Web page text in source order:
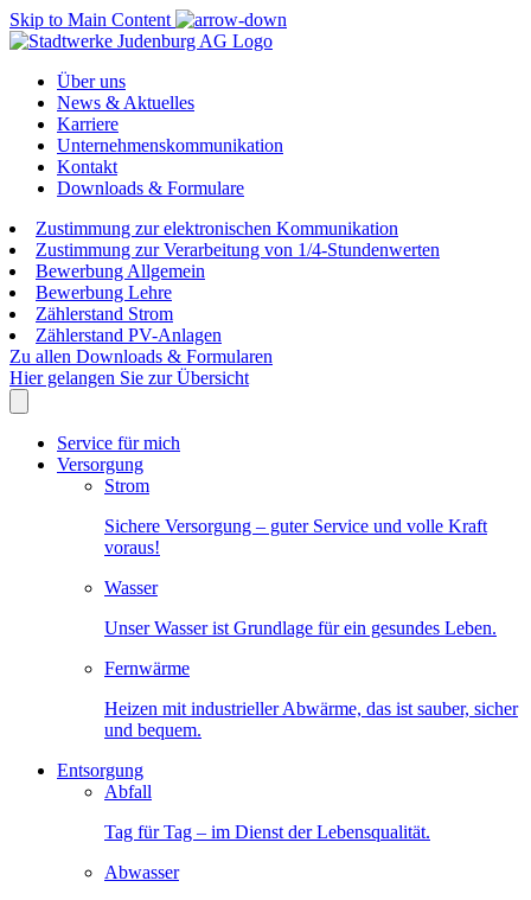
Skip to Main Content
Über uns
News & Aktuelles
Karriere
Unternehmenskommunikation
Kontakt
Downloads & Formulare
Zustimmung zur elektronischen Kommunikation
Zustimmung zur Verarbeitung von 1/4-Stundenwerten
Bewerbung Allgemein
Bewerbung Lehre
Zählerstand Strom
Zählerstand PV-Anlagen
Zu allen Downloads & Formularen
Hier gelangen Sie zur Übersicht
Service für mich
Versorgung
Strom
Sichere Versorgung – guter Service und volle Kraft
voraus!
Wasser
Unser Wasser ist Grundlage für ein gesundes Leben.
Fernwärme
Heizen mit industrieller Abwärme, das ist sauber, sicher
und bequem.
Entsorgung
Abfall
Tag für Tag – im Dienst der Lebensqualität.
Abwasser